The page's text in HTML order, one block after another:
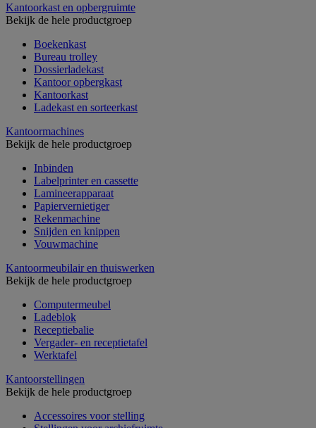
Kantoorkast en opbergruimte
Bekijk de hele productgroep
Boekenkast
Bureau trolley
Dossierladekast
Kantoor opbergkast
Kantoorkast
Ladekast en sorteerkast
Kantoormachines
Bekijk de hele productgroep
Inbinden
Labelprinter en cassette
Lamineerapparaat
Papiervernietiger
Rekenmachine
Snijden en knippen
Vouwmachine
Kantoormeubilair en thuiswerken
Bekijk de hele productgroep
Computermeubel
Ladeblok
Receptiebalie
Vergader- en receptietafel
Werktafel
Kantoorstellingen
Bekijk de hele productgroep
Accessoires voor stelling